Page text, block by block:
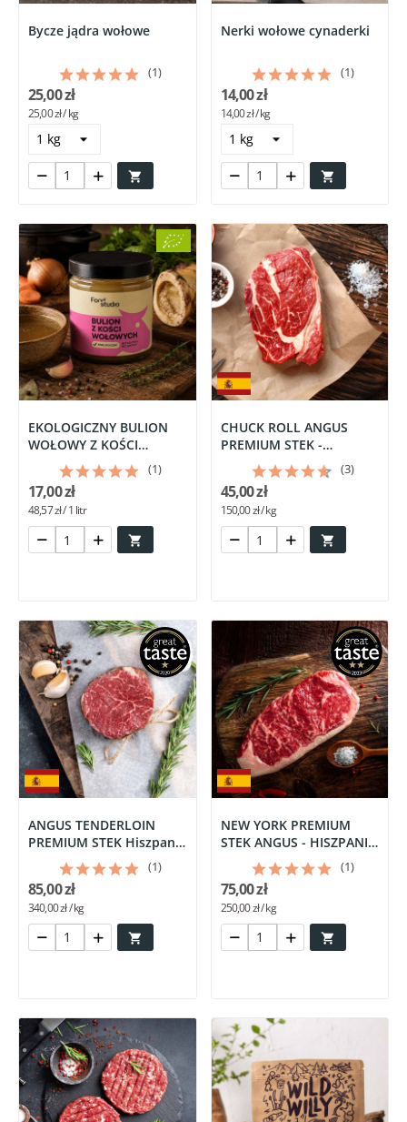
Bycze jądra wołowe
(1)

25,00 zł
25,00 zł / kg
Nerki wołowe cynaderki
(1)

14,00 zł
14,00 zł / kg
EKOLOGICZNY BULION
WOŁOWY Z KOŚCI
SZPIKOWYCH 350ml(1)

17,00 zł
48,57 zł / 1 litr
CHUCK ROLL ANGUS
PREMIUM STEK -
HISZPANIA...
(3)

45,00 zł
150,00 zł / kg
ANGUS TENDERLOIN
PREMIUM STEK Hiszpania
(1)

85,00 zł
340,00 zł / kg
NEW YORK PREMIUM
STEK ANGUS - HISZPANIA
Miguel...
(1)

75,00 zł
250,00 zł / kg